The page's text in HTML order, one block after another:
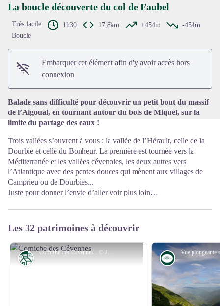
La boucle découverte du col de Faubel
Très facile 1h30 17,8km +454m
-454m
Boucle
Embarquer cet élément afin d'y avoir accès hors
connexion
Balade sans difficulté pour découvrir un petit bout du massif
de l’Aigoual, en tournant autour du bois de Miquel, sur la
limite du partage des eaux !
Trois vallées s’ouvrent à vous : la vallée de l’Hérault, celle de la
Dourbie et celle du Bonheur. La première est tournée vers la
Méditerranée et les vallées cévenoles, les deux autres vers
l’Atlantique avec des pentes douces qui mènent aux villages de
Camprieu ou de Dourbies...
Juste pour donner l’envie d’aller voir plus loin…
Les 32 patrimoines à découvrir
Corniche des Cévennes - © JM André
Patrimoine Eau